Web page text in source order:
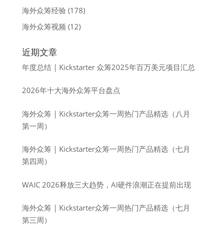
海外众筹经验 (178)
海外众筹视频 (12)
近期文章
年度总结 | Kickstarter 众筹2025年百万美元项目汇总
2026年十大海外众筹平台盘点
海外众筹 | Kickstarter众筹一周热门产品精选（八月
第一周）
海外众筹 | Kickstarter众筹一周热门产品精选（七月
第四周）
WAIC 2026释放三大趋势，AI硬件浪潮正在提前出现
海外众筹 | Kickstarter众筹一周热门产品精选（七月
第三周）